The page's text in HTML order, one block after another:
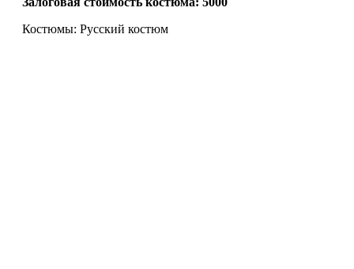
Костюмы: Русский костюм